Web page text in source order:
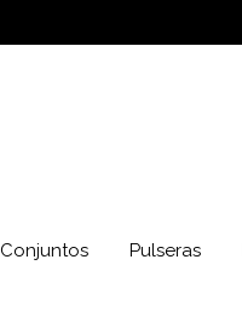
Conjuntos Pulseras